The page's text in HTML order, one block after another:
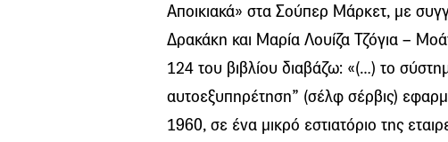
Αποικιακά» στα Σούπερ Μάρκετ, με
Δρακάκη και Μαρία Λουίζα Τζόγια –
124 του βιβλίου διαβάζω: «(…) το
αυτοεξυπηρέτηση” (σέλφ σέρβις)
1960, σε ένα μικρό εστιατόριο της